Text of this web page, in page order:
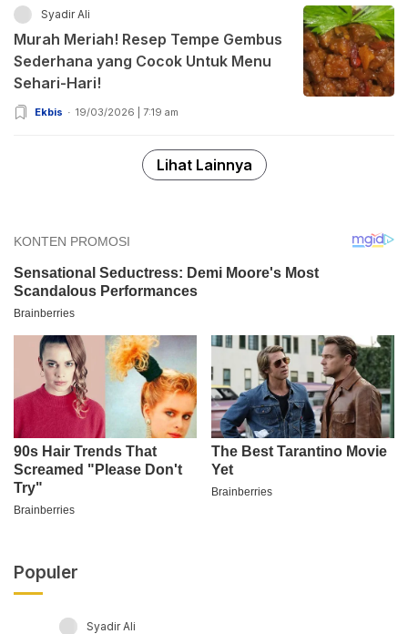
Syadir Ali
Murah Meriah! Resep Tempe Gembus
Sederhana yang Cocok Untuk Menu
Sehari-Hari!
Ekbis 19/03/2026 | 7:19 am
Lihat Lainnya
Populer
Syadir Ali